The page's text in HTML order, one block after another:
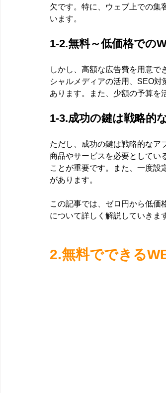
欠です。特に、ウェブ上での集
います。
1-2.無料～低価格での
しかし、高額な広告費を用意で
シャルメディアの活用、SEO
あります。また、少額の予算を
1-3.成功の鍵は戦略的
ただし、成功の鍵は戦略的なア
商品やサービスを必要としてい
ことが重要です。また、一度設
があります。
この記事では、ゼロ円から低価
について詳しく解説していきま
2.無料でできる